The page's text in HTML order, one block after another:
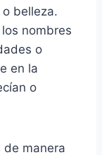
belleza.
nombres
o
en la
o
de manera